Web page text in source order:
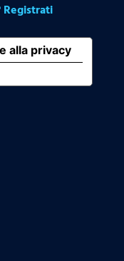
Registrati
alla privacy